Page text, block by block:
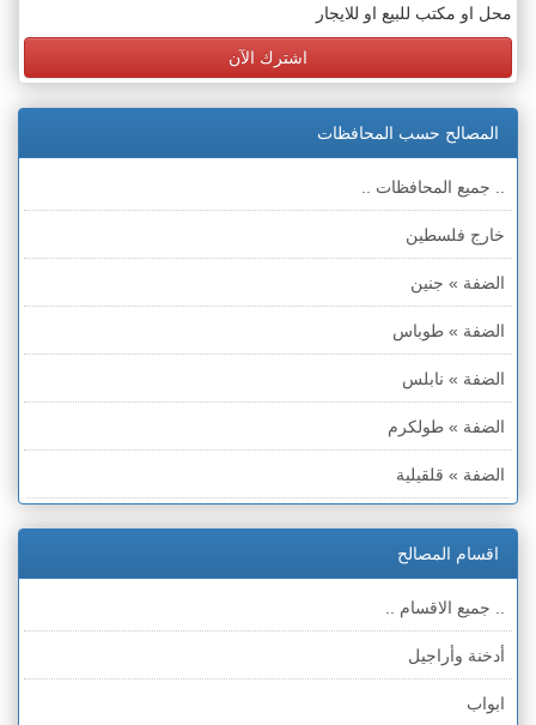
محل او مكتب للبيع او للايجار
اشترك الآن
المصالح حسب المحافظات
.. جميع المحافظات ..
خارج فلسطين
الضفة » جنين
الضفة » طوباس
الضفة » نابلس
الضفة » طولكرم
الضفة » قلقيلية
الضفة » رام الله والبيره
الضفة » أريحا
الضفة » الخليل
الضفة » بيت لحم
اقسام المصالح
.. جميع الاقسام ..
أدخنة وأراجيل
ابواب